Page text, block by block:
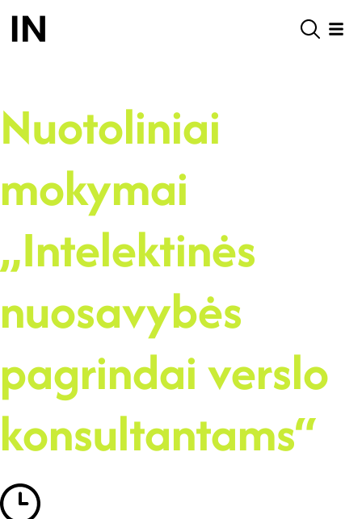
Nuotoliniai
mokymai
„Intelektinės
nuosavybės
pagrindai verslo
konsultantams“